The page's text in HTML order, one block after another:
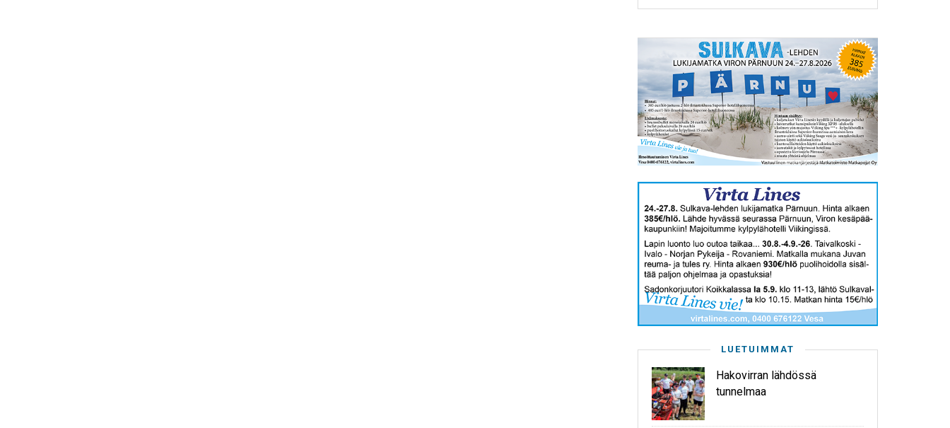
LUETUIMMAT
Hakovirran lähdössä
tunnelmaa